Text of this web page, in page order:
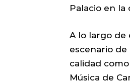
Palacio en la
A lo largo de
escenario
calidad como
Música de